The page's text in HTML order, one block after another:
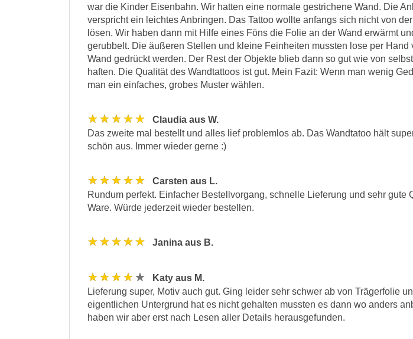
war die Kinder Eisenbahn. Wir hatten eine normale gestrichene Wand. Die
verspricht ein leichtes Anbringen. Das Tattoo wollte anfangs sich nicht von
lösen. Wir haben dann mit Hilfe eines Föns die Folie an der Wand erwärmt
gerubbelt. Die äußeren Stellen und kleine Feinheiten mussten lose per Hand
Wand gedrückt werden. Der Rest der Objekte blieb dann so gut wie von
haften. Die Qualität des Wandtattoos ist gut. Mein Fazit: Wenn man wenig
man ein einfaches, grobes Muster wählen.
★★★★★
Claudia aus W.
Das zweite mal bestellt und alles lief problemlos ab. Das Wandtatoo hält
schön aus. Immer wieder gerne :)
★★★★★
Carsten aus L.
Rundum perfekt. Einfacher Bestellvorgang, schnelle Lieferung und sehr gute
Ware. Würde jederzeit wieder bestellen.
★★★★★ Janina aus B.
★★★★★
Katy aus M.
Lieferung super, Motiv auch gut. Ging leider sehr schwer ab von Trägerfolie
eigentlichen Untergrund hat es nicht gehalten mussten es dann wo anders
haben wir aber erst nach Lesen aller Details herausgefunden.